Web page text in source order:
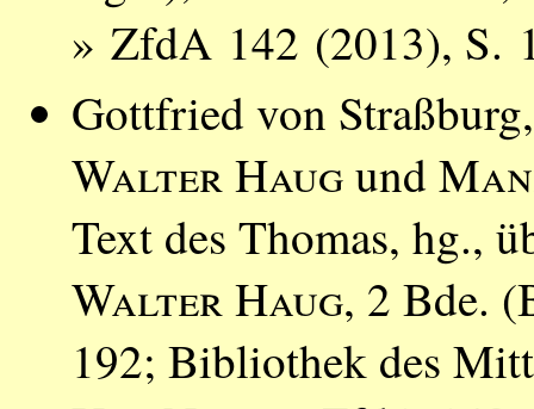
» ZfdA 142 (2013), S.
Gottfried von
Walter Haugund
Text des Thomas, hg.,
Walter Haug, 2 Bde.
192; Bibliothek des